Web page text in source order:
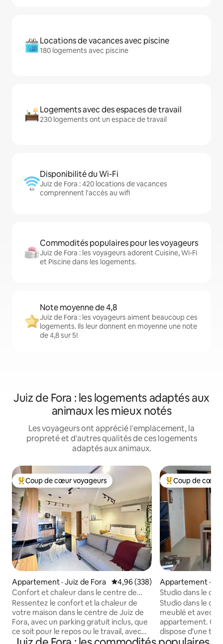
Locations de vacances avec piscine
180 logements avec piscine
Logements avec des espaces de travail
230 logements ont un espace de travail
Disponibilité du Wi-Fi
Juiz de Fora : 420 locations de vacances
comprennent l'accès au wifi
Commodités populaires pour les voyageurs
Juiz de Fora : les voyageurs adorent Cuisine, Wi-Fi
et Piscine dans les logements.
Note moyenne de 4,8
Juiz de Fora : les voyageurs aiment beaucoup ces
logements. Ils leur donnent en moyenne une note
de 4,8 sur 5!
Juiz de Fora : les logements adaptés aux
animaux les mieux notés
Les voyageurs ont apprécié l'emplacement, la
propreté et d'autres qualités de ces logements
adaptés aux animaux.
Coup de cœur voyageurs parmi les plus aimés
Coup de cœur voyageurs
Appartement · Juiz de Fora Note moyenne de 4,96 sur 5,
4,96 (338)
Confort et chaleur dans le centre de
Juiz de Fora
Ressentez le confort et la chaleur de
votre maison dans le centre de Juiz de
Fora, avec un parking gratuit inclus, que
ce soit pour le repos ou le travail, avec
une connexion Internet haut débit (500
Coup de cœur
Coup de cœur
Appartement ·
Studio dans le
Charmant !
Studio dans le
meublé et avec
appartement.
dispose d'une
Amazon Prime),